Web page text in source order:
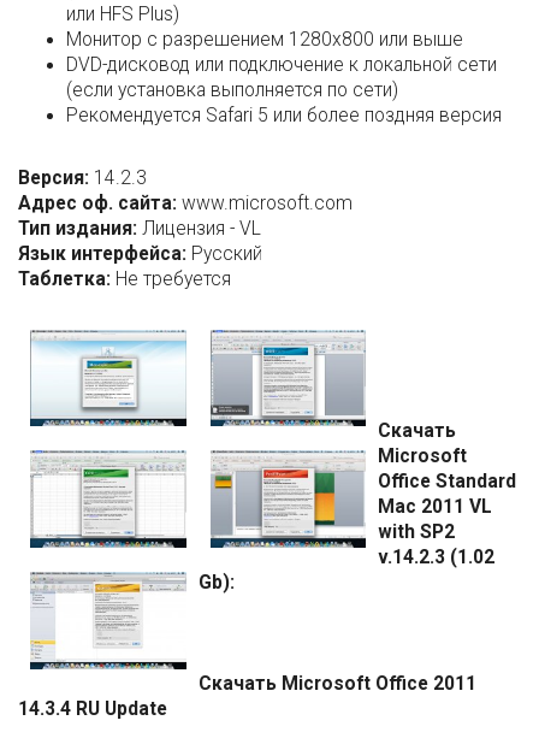
или HFS Plus)
Монитор с разрешением 1280x800 или выше
DVD-дисковод или подключение к локальной сети
(если установка выполняется по сети)
Рекомендуется Safari 5 или более поздняя версия
Версия: 14.2.3
Адрес оф. сайта: www.microsoft.com
Тип издания: Лицензия - VL
Язык интерфейса: Русский
Таблетка: Не требуется
Скачать
Microsoft
Office Standard
Mac 2011 VL
with SP2
v.14.2.3 (1.02
Gb):
Скачать Microsoft Office 2011
14.3.4 RU Update